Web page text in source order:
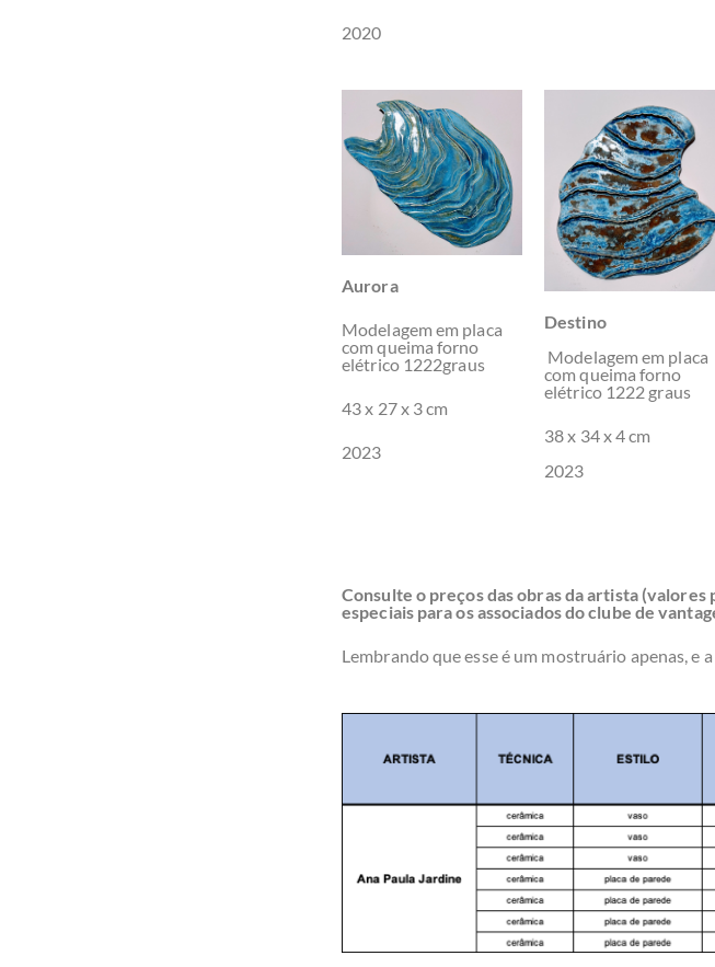
2020
Aurora
Modelagem em placa
com queima forno
elétrico 1222graus
43 x 27 x 3 cm
2023
Destino
Modelagem em placa
com queima forno
elétrico 1222 graus
38 x 34 x 4 cm
2023
Consulte o preços das obras da artista
especiais para os associados do clube de
Lembrando que esse é um mostruário apenas, e